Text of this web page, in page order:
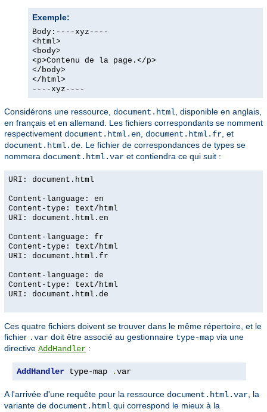
Exemple:
Body:----xyz----
<html>
<body>
<p>Contenu de la page.</p>
</body>
</html>
----xyz----
Considérons une ressource, document.html, disponible en anglais,
en français et en allemand. Les fichiers correspondants se nomment
respectivement document.html.en, document.html.fr, et
document.html.de. Le fichier de correspondances de types se
nommera document.html.var et contiendra ce qui suit :
URI: document.html
Content-language: en
Content-type: text/html
URI: document.html.en
Content-language: fr
Content-type: text/html
URI: document.html.fr
Content-language: de
Content-type: text/html
URI: document.html.de
Ces quatre fichiers doivent se trouver dans le même répertoire, et le
fichier .var doit être associé au gestionnaire type-map via une
directive AddHandler :
AddHandler type-map .var
A l'arrivée d'une requête pour la ressource document.html.var, la
variante de document.html qui correspond le mieux à la